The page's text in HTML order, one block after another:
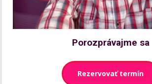
Porozprávajme sa
Rezervovať termín